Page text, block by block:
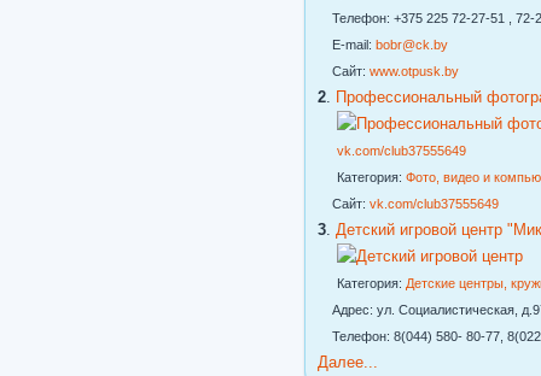
Телефон: +375 225 72-27-51 , 72-
E-mail: bobr@ck.by
Сайт: www.otpusk.by
2. Профессиональный
vk.com/club37555649
Категория: Фото, видео и
Сайт: vk.com/club37555649
3. Детский игровой центр
Категория: Детские центры,
Адрес: ул. Социалистическая,
Телефон: 8(044) 580- 80-77,
Далее...